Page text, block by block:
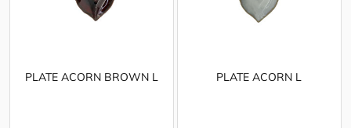
PLATE ACORN BROWN L PLATE ACORN L